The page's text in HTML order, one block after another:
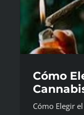
Cómo
Cómo Elegir